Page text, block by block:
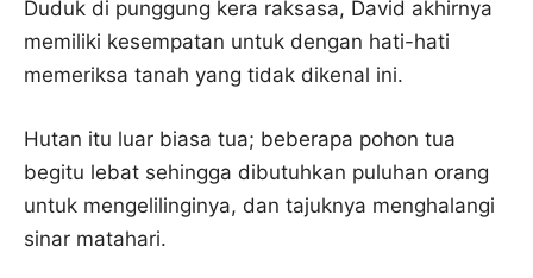
Duduk di punggung kera raksasa, David akhirnya
memiliki kesempatan untuk dengan hati-hati
memeriksa tanah yang tidak dikenal ini.
Hutan itu luar biasa tua; beberapa pohon tua
begitu lebat sehingga dibutuhkan puluhan orang
untuk mengelilinginya, dan tajuknya menghalangi
sinar matahari.